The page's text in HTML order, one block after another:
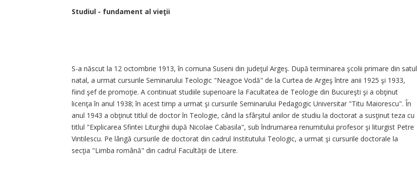
Studiul - fundament al vieţii
S-a născut la 12 octombrie 1913, în comuna Suseni din judeţul Argeş. După terminarea şcolii primare din satul
natal, a urmat cursurile Seminarului Teologic "Neagoe Vodă" de la Curtea de Argeş între anii 1925 şi 1933,
fiind şef de promoţie. A continuat studiile superioare la Facultatea de Teologie din Bucureşti şi a obţinut
licenţa în anul 1938; în acest timp a urmat şi cursurile Seminarului Pedagogic Universitar "Titu Maiorescu". În
anul 1943 a obţinut titlul de doctor în Teologie, când la sfârşitul anilor de studiu la doctorat a susţinut teza cu
titlul "Explicarea Sfintei Liturghii după Nicolae Cabasila", sub îndrumarea renumitului profesor şi liturgist Petre
Vintilescu. Pe lângă cursurile de doctorat din cadrul Institutului Teologic, a urmat şi cursurile doctorale la
secţia "Limba română" din cadrul Facultăţii de Litere.